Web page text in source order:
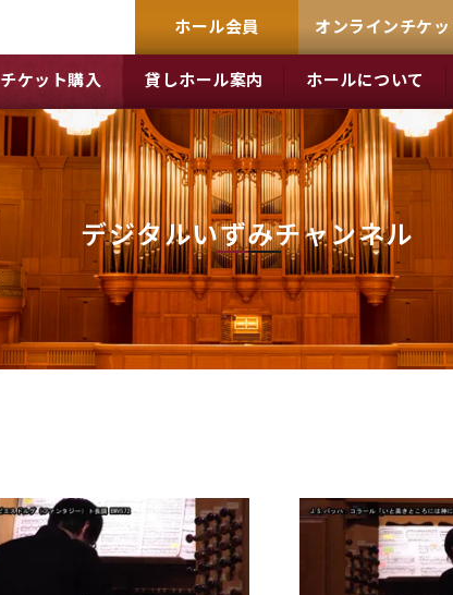
ホール会員 オンラインチケッ
チケット購入 貸しホール案内 ホールについて
デジタルいずみチャンネル